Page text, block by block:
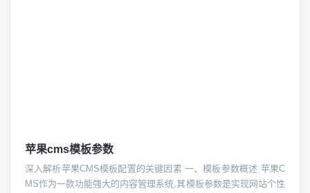
苹果cms模板参数
深入解析苹果CMS模板配置的关键因素 一、模板参数概述 苹果C
MS作为一款功能强大的内容管理系统,其模板参数是实现网站个性